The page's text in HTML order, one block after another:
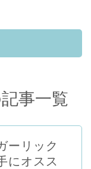
バー。
事。
事一覧
ーリック
にオスス